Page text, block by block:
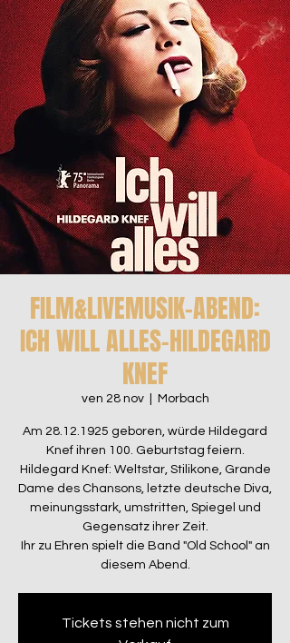
FILM&LIVEMUSIK-ABEND:
ICH WILL ALLES-HILDEGARD
KNEF
ven 28 nov
  |
Morbach
Am 28.12.1925 geboren, würde Hildegard
Knef ihren 100. Geburtstag feiern.
Hildegard Knef: Weltstar, Stilikone, Grande
Dame des Chansons, letzte deutsche Diva,
meinungsstark, umstritten, Spiegel und
Gegensatz ihrer Zeit.
Ihr zu Ehren spielt die Band "Old School" an
Tickets stehen nicht zum